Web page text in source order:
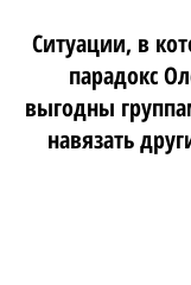
Ситуации, в
парадокс
выгодны
навязать